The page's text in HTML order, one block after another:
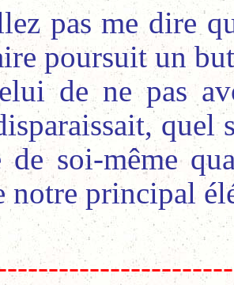
pas me dire
poursuit un
de ne pas
quel
de soi-même
notre principal